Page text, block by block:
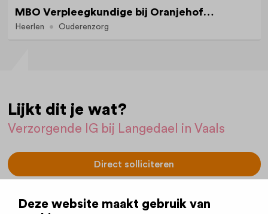
Deze website maakt gebruik van
MBO Verpleegkundige bij Oranjehof in Heerlen
Heerlen Ouderenzorg
Lijkt dit je wat?
Verzorgende IG bij Langedael in Vaals
Direct solliciteren
Vacaturenummer:
(Handig om bij de hand te houden.)